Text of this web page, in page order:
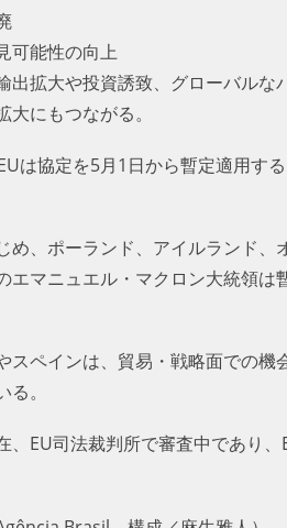
可能性の向上
出拡大や投資誘致、グローバル
大にもつながる。
は協定を5月1日から暫定適用す
め、ポーランド、アイルランド
エマニュエル・マクロン大統領
スペインは、貿易・戦略面での
る。
、EU司法裁判所で審査中であり